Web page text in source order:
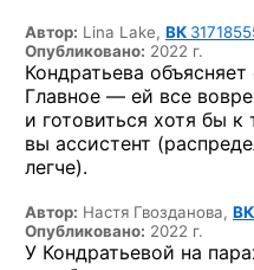
Автор: Lina Lake, ВК
Опубликовано: 2022 г.
Кондратьева
Главное — ей все
и готовиться хотя бы к
вы ассистент
легче).
Автор: Настя Гвозданова, ВК
Опубликовано: 2022 г.
У Кондратьевой на